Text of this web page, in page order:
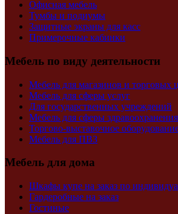
Офисная мебель
Тумбы и подиумы
Защитные экраны для касс
Примерочные кабинки
Мебель по виду деятельности
Мебель для магазинов и торговых
Мебель для сферы услуг
Для государственных учреждений
Мебель для сферы здравоохранения
Торгово-выставочное
Мебель для ПВЗ
Мебель для дома
Шкафы купе на заказ по
Гардеробные на заказ
Гостиные